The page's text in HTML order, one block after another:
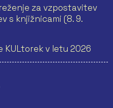
za vzpostavitev
s knjižnicami (8. 9.
KULtorek v letu 2026